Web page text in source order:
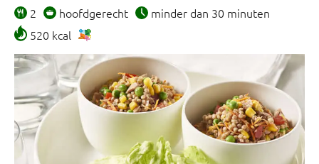
2 hoofdgerecht
minder dan 30 minuten
520 kcal